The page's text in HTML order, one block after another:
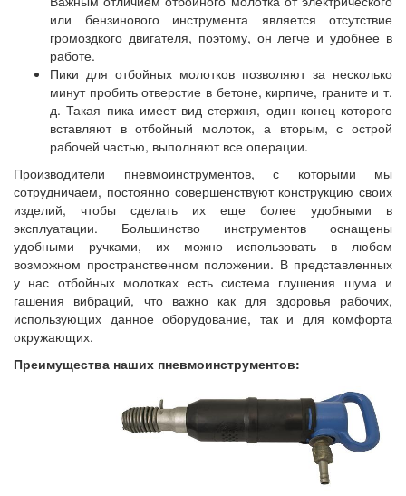
или бензинового инструмента является отсутствие
громоздкого двигателя, поэтому, он легче и удобнее в
работе.
Пики для отбойных молотков позволяют за несколько
минут пробить отверстие в бетоне, кирпиче, граните и т.
д. Такая пика имеет вид стержня, один конец которого
вставляют в отбойный молоток, а вторым, с острой
рабочей частью, выполняют все операции.
Производители пневмоинструментов, с которыми мы
сотрудничаем, постоянно совершенствуют конструкцию своих
изделий, чтобы сделать их еще более удобными в
эксплуатации. Большинство инструментов оснащены
удобными ручками, их можно использовать в любом
возможном пространственном положении. В представленных
у нас отбойных молотках есть система глушения шума и
гашения вибраций, что важно как для здоровья рабочих,
использующих данное оборудование, так и для комфорта
окружающих.
Преимущества наших пневмоинструментов: